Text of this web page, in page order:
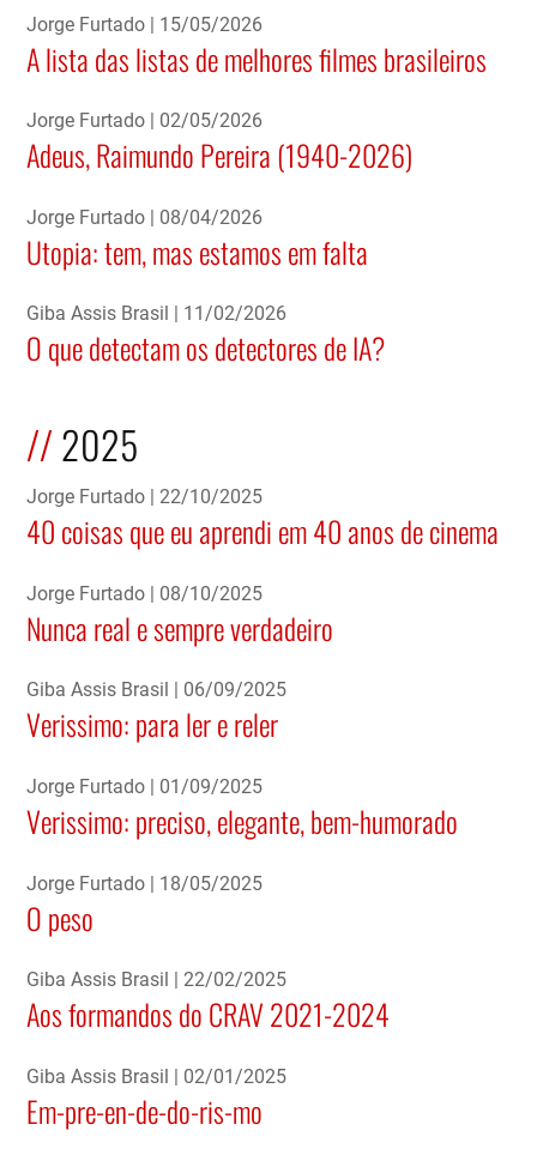
Jorge Furtado 15/05/2026
A lista das listas de melhores filmes brasileiros
Jorge Furtado 02/05/2026
Adeus, Raimundo Pereira (1940-2026)
Jorge Furtado 08/04/2026
Utopia: tem, mas estamos em falta
Giba Assis Brasil 11/02/2026
O que detectam os detectores de IA?
2025
Jorge Furtado 22/10/2025
40 coisas que eu aprendi em 40 anos de cinema
Jorge Furtado 08/10/2025
Nunca real e sempre verdadeiro
Giba Assis Brasil 06/09/2025
Verissimo: para ler e reler
Jorge Furtado 01/09/2025
Verissimo: preciso, elegante, bem-humorado
Jorge Furtado 18/05/2025
O peso
Giba Assis Brasil 22/02/2025
Aos formandos do CRAV 2021-2024
Giba Assis Brasil 02/01/2025
Em-pre-en-de-do-ris-mo